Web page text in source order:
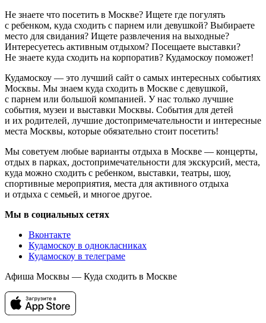
Не знаете что посетить в Москве? Ищете где погулять
с ребенком, куда сходить с парнем или девушкой? Выбираете
место для свидания? Ищете развлечения на выходные?
Интересуетесь активным отдыхом? Посещаете выставки?
Не знаете куда сходить на корпоратив? Кудамоскоу поможет!
Кудамоскоу — это лучший сайт о самых интересных событиях
Москвы. Мы знаем куда сходить в Москве с девушкой,
с парнем или большой компанией. У нас только лучшие
события, музеи и выставки Москвы. События для детей
и их родителей, лучшие достопримечательности и интересные
места Москвы, которые обязательно стоит посетить!
Мы советуем любые варианты отдыха в Москве — концерты,
отдых в парках, достопримечательности для экскурсий, места,
куда можно сходить с ребенком, выставки, театры, шоу,
спортивные мероприятия, места для активного отдыха
и отдыха с семьей, и многое другое.
Мы в социальных сетях
Вконтакте
Кудамоскоу в однокласниках
Кудамоскоу в телеграме
Афиша Москвы — Куда сходить в Москве